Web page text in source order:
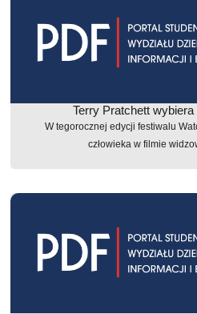
Terry Pratchett
W tegorocznej edycji festiwalu
człowieka w filmie